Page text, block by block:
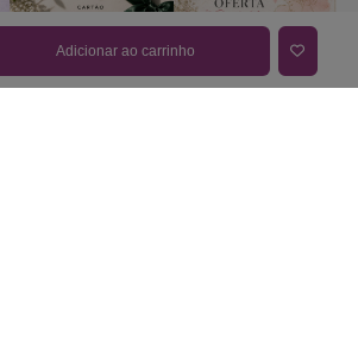
Adicionar ao carrinho